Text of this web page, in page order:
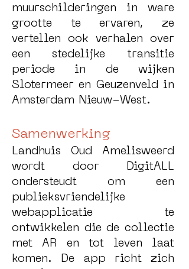
muurschilderingen in ware
grootte te ervaren, ze
vertellen ook verhalen over
een stedelijke transitie
periode in de wijken
Slotermeer en Geuzenveld in
Amsterdam Nieuw-West.
Samenwerking
Landhuis Oud Amelisweerd
wordt door DigitALL
ondersteudt om een
publieksvriendelijke
webapplicatie te
ontwikkelen die de collectie
met AR en tot leven laat
komen. De app richt zich